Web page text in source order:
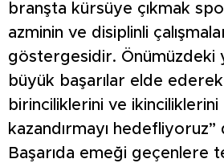
branşta kürsüye çıkmak
azminin ve disiplinli
göstergesidir. Önümüzdeki
büyük başarılar elde
birinciliklerini ve ikinciliklerini
kazandırmayı
Başarıda emeği geçenlere